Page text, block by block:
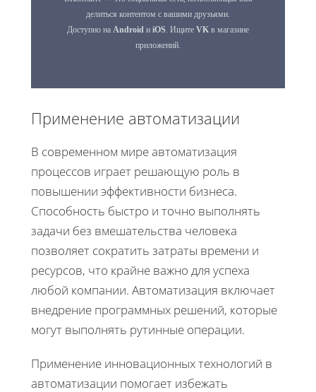
Применение автоматизации
В современном мире автоматизация
процессов играет решающую роль в
повышении эффективности бизнеса.
Способность быстро и точно выполнять
задачи без вмешательства человека
позволяет сократить затраты времени и
ресурсов, что крайне важно для успеха
любой компании. Автоматизация включает
внедрение программных решений, которые
могут выполнять рутинные операции.
Применение инновационных технологий в
автоматизации помогает избежать